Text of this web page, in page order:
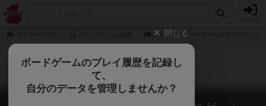
フレスコ：カードゲーム＆ダイスゲーム
閉じる
ボードゲームのプレイ履歴を記録し
て、
自分のデータを管理しませんか？